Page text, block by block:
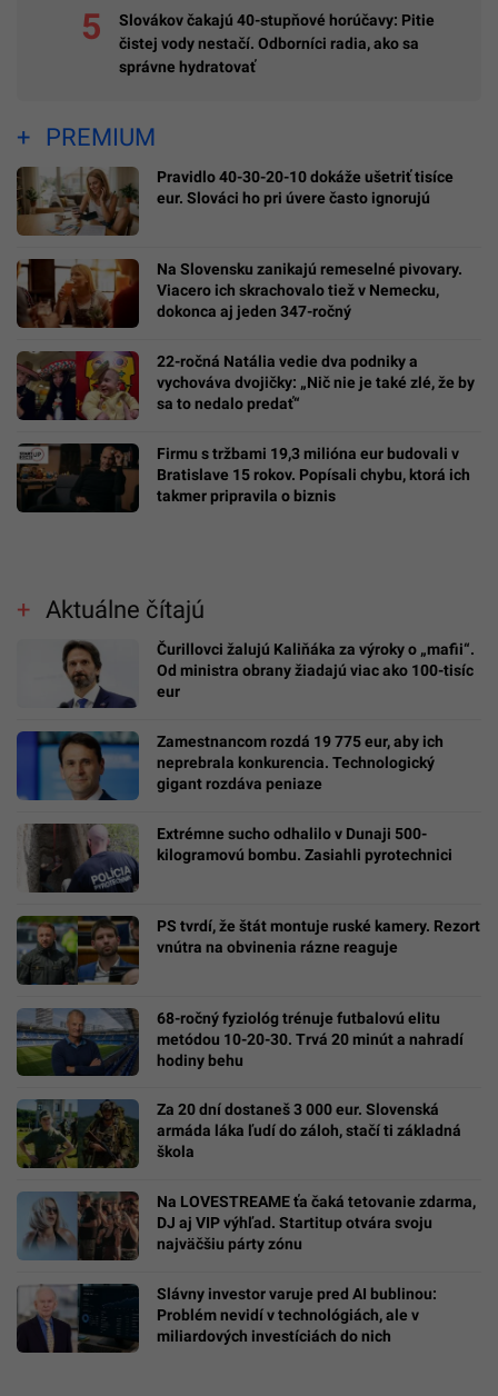
Slovákov čakajú 40-stupňové horúčavy: Pitie
čistej vody nestačí. Odborníci radia, ako sa
správne hydratovať
PREMIUM
Pravidlo 40-30-20-10 dokáže ušetriť tisíce
eur. Slováci ho pri úvere často ignorujú
Na Slovensku zanikajú remeselné pivovary.
Viacero ich skrachovalo tiež v Nemecku,
dokonca aj jeden 347-ročný
22-ročná Natália vedie dva podniky a
vychováva dvojičky: „Nič nie je také zlé, že by
sa to nedalo predať“
Firmu s tržbami 19,3 milióna eur budovali v
Bratislave 15 rokov. Popísali chybu, ktorá ich
takmer pripravila o biznis
Aktuálne čítajú
Čurillovci žalujú Kaliňáka za výroky o „mafii“.
Od ministra obrany žiadajú viac ako 100-tisíc
eur
Zamestnancom rozdá 19 775 eur, aby ich
neprebrala konkurencia. Technologický
gigant rozdáva peniaze
Extrémne sucho odhalilo v Dunaji 500-
kilogramovú bombu. Zasiahli pyrotechnici
PS tvrdí, že štát montuje ruské kamery. Rezort
vnútra na obvinenia rázne reaguje
68-ročný fyziológ trénuje futbalovú elitu
metódou 10-20-30. Trvá 20 minút a nahradí
hodiny behu
Za 20 dní dostaneš 3 000 eur. Slovenská
armáda láka ľudí do záloh, stačí ti základná
škola
Na LOVESTREAME ťa čaká tetovanie zdarma,
DJ aj VIP výhľad. Startitup otvára svoju
najväčšiu párty zónu
Slávny investor varuje pred AI bublinou:
Problém nevidí v technológiách, ale v
miliardových investíciách do nich